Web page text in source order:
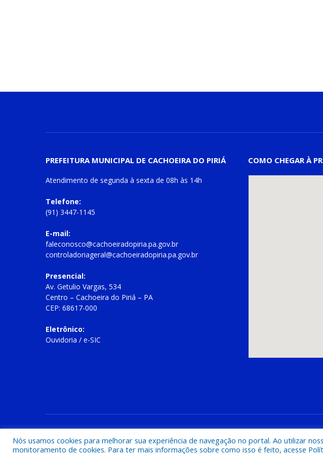
PREFEITURA MUNICIPAL DE CACHOEIRA DO PIRIÁ
Atendimento de segunda à sexta de 08h às 14h
Telefone:
(91) 3447-1145
E-mail:
faleconosco@cachoeiradopiria.pa.gov.br
controladoriageral@cachoeiradopiria.pa.gov.br
Presencial:
Av. Getulio Vargas, 534
Centro – Cachoeira do Piriá – PA
CEP: 68617-000
Eletrônico:
Ouvidoria / e-SIC
COMO CHEGAR À
Nós usamos cookies para melhorar sua experiência de navegação no portal. Ao utilizar
monitoramento de cookies. Para ter mais informações sobre como isso é feito, acesse